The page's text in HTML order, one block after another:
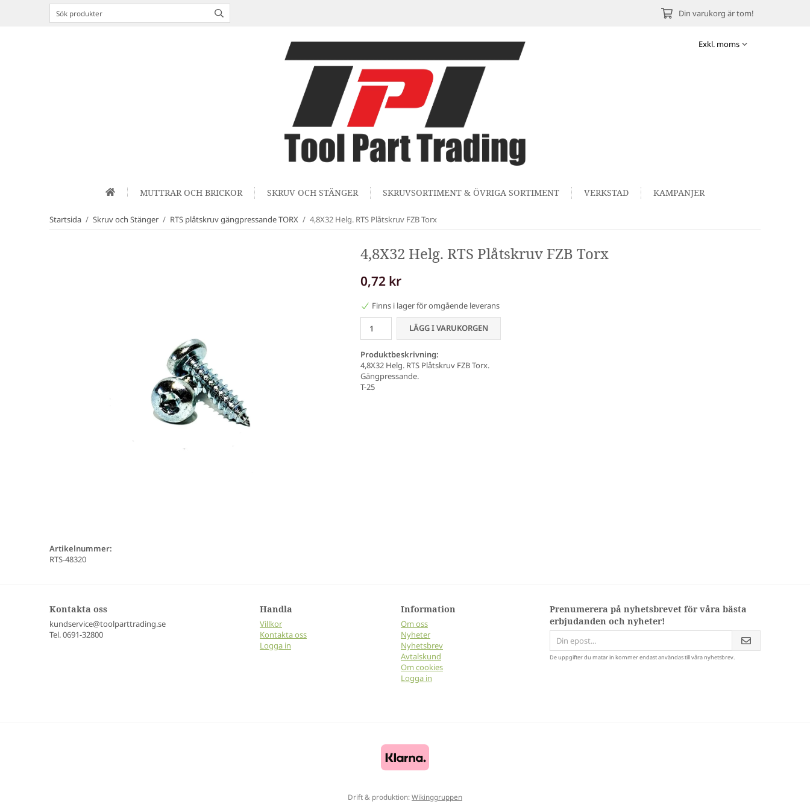
Din varukorg är tom!
MUTTRAR OCH BRICKOR SKRUV OCH STÄNGER SKRUVSORTIMENT & ÖVRIGA SORTIMENT VERKSTAD KAMPANJER
Startsida / Skruv och Stänger / RTS plåtskruv gängpressande TORX / 4,8X32 Helg. RTS Plåtskruv FZB Torx
4,8X32 Helg. RTS Plåtskruv FZB Torx
0,72 kr
Finns i lager för omgående leverans
LÄGG I VARUKORGEN
Produktbeskrivning:
4,8X32 Helg. RTS Plåtskruv FZB Torx.
Gängpressande.
T-25
Artikelnummer:
RTS-48320
Kontakta oss
kundservice@toolparttrading.se
Tel. 0691-32800
Handla
Villkor
Kontakta oss
Logga in
Information
Om oss
Nyheter
Nyhetsbrev
Avtalskund
Om cookies
Logga in
Prenumerera på nyhetsbrevet för våra bästa
erbjudanden och nyheter!
De uppgifter du matar in kommer endast användas till våra nyhetsbrev.
Drift & produktion:Wikinggruppen